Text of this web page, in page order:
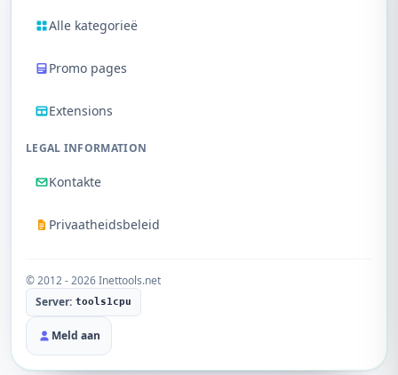
Alle kategorieë
Promo pages
Extensions
LEGAL INFORMATION
Kontakte
Privaatheidsbeleid
© 2012 - 2026 Inettools.net
Server: tools1cpu
Meld aan